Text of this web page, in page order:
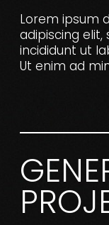
Lorem ipsum
adipiscing
incididunt ut
Ut enim ad